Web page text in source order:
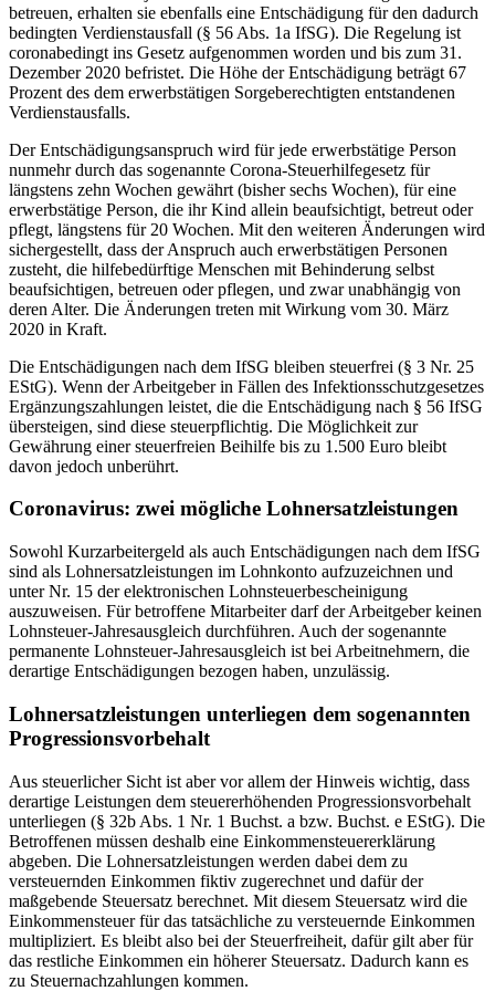
betreuen, erhalten sie ebenfalls eine Entschädigung für den dadurch
bedingten Verdienstausfall (§ 56 Abs. 1a IfSG). Die Regelung ist
coronabedingt ins Gesetz aufgenommen worden und bis zum 31.
Dezember 2020 befristet. Die Höhe der Entschädigung beträgt 67
Prozent des dem erwerbstätigen Sorgeberechtigten entstandenen
Verdienstausfalls.
Der Entschädigungsanspruch wird für jede erwerbstätige Person
nunmehr durch das sogenannte Corona-Steuerhilfegesetz für
längstens zehn Wochen gewährt (bisher sechs Wochen), für eine
erwerbstätige Person, die ihr Kind allein beaufsichtigt, betreut oder
pflegt, längstens für 20 Wochen. Mit den weiteren Änderungen wird
sichergestellt, dass der Anspruch auch erwerbstätigen Personen
zusteht, die hilfebedürftige Menschen mit Behinderung selbst
beaufsichtigen, betreuen oder pflegen, und zwar unabhängig von
deren Alter. Die Änderungen treten mit Wirkung vom 30. März
2020 in Kraft.
Die Entschädigungen nach dem IfSG bleiben steuerfrei (§ 3 Nr. 25
EStG). Wenn der Arbeitgeber in Fällen des Infektionsschutzgesetzes
Ergänzungszahlungen leistet, die die Entschädigung nach § 56 IfSG
übersteigen, sind diese steuerpflichtig. Die Möglichkeit zur
Gewährung einer steuerfreien Beihilfe bis zu 1.500 Euro bleibt
davon jedoch unberührt.
Coronavirus: zwei mögliche Lohnersatzleistungen
Sowohl Kurzarbeitergeld als auch Entschädigungen nach dem IfSG
sind als Lohnersatzleistungen im Lohnkonto aufzuzeichnen und
unter Nr. 15 der elektronischen Lohnsteuerbescheinigung
auszuweisen. Für betroffene Mitarbeiter darf der Arbeitgeber keinen
Lohnsteuer-Jahresausgleich durchführen. Auch der sogenannte
permanente Lohnsteuer-Jahresausgleich ist bei Arbeitnehmern, die
derartige Entschädigungen bezogen haben, unzulässig.
Lohnersatzleistungen unterliegen dem sogenannten
Progressionsvorbehalt
Aus steuerlicher Sicht ist aber vor allem der Hinweis wichtig, dass
derartige Leistungen dem steuererhöhenden Progressionsvorbehalt
unterliegen (§ 32b Abs. 1 Nr. 1 Buchst. a bzw. Buchst. e EStG). Die
Betroffenen müssen deshalb eine Einkommensteuererklärung
abgeben. Die Lohnersatzleistungen werden dabei dem zu
versteuernden Einkommen fiktiv zugerechnet und dafür der
maßgebende Steuersatz berechnet. Mit diesem Steuersatz wird die
Einkommensteuer für das tatsächliche zu versteuernde Einkommen
multipliziert. Es bleibt also bei der Steuerfreiheit, dafür gilt aber für
das restliche Einkommen ein höherer Steuersatz. Dadurch kann es
zu Steuernachzahlungen kommen.